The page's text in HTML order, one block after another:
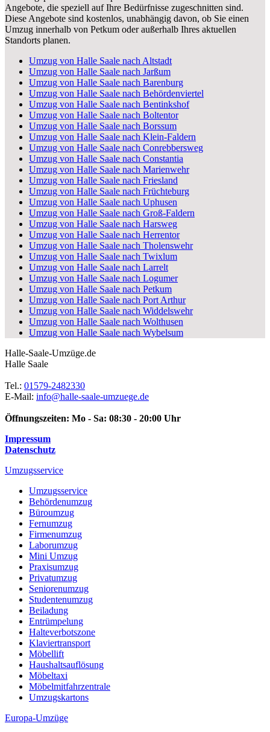
Angebote, die speziell auf Ihre Bedürfnisse zugeschnitten sind.
Diese Angebote sind kostenlos, unabhängig davon, ob Sie einen
Umzug innerhalb von Petkum oder außerhalb Ihres aktuellen
Standorts planen.
Umzug von Halle Saale nach Altstadt
Umzug von Halle Saale nach Jarßum
Umzug von Halle Saale nach Barenburg
Umzug von Halle Saale nach Behördenviertel
Umzug von Halle Saale nach Bentinkshof
Umzug von Halle Saale nach Boltentor
Umzug von Halle Saale nach Borssum
Umzug von Halle Saale nach Klein-Faldern
Umzug von Halle Saale nach Conrebbersweg
Umzug von Halle Saale nach Constantia
Umzug von Halle Saale nach Marienwehr
Umzug von Halle Saale nach Friesland
Umzug von Halle Saale nach Früchteburg
Umzug von Halle Saale nach Uphusen
Umzug von Halle Saale nach Groß-Faldern
Umzug von Halle Saale nach Harsweg
Umzug von Halle Saale nach Herrentor
Umzug von Halle Saale nach Tholenswehr
Umzug von Halle Saale nach Twixlum
Umzug von Halle Saale nach Larrelt
Umzug von Halle Saale nach Logumer
Umzug von Halle Saale nach Petkum
Umzug von Halle Saale nach Port Arthur
Umzug von Halle Saale nach Widdelswehr
Umzug von Halle Saale nach Wolthusen
Umzug von Halle Saale nach Wybelsum
Halle-Saale-Umzüge.de
Halle Saale
Tel.: 01579-2482330
E-Mail: info@halle-saale-umzuege.de
Öffnungszeiten: Mo - Sa: 08:30 - 20:00 Uhr
Impressum
Datenschutz
Umzugsservice
Umzugsservice
Behördenumzug
Büroumzug
Fernumzug
Firmenumzug
Laborumzug
Mini Umzug
Praxisumzug
Privatumzug
Seniorenumzug
Studentenumzug
Beiladung
Entrümpelung
Halteverbotszone
Klaviertransport
Möbellift
Haushaltsauflösung
Möbeltaxi
Möbelmitfahrzentrale
Umzugskartons
Europa-Umzüge